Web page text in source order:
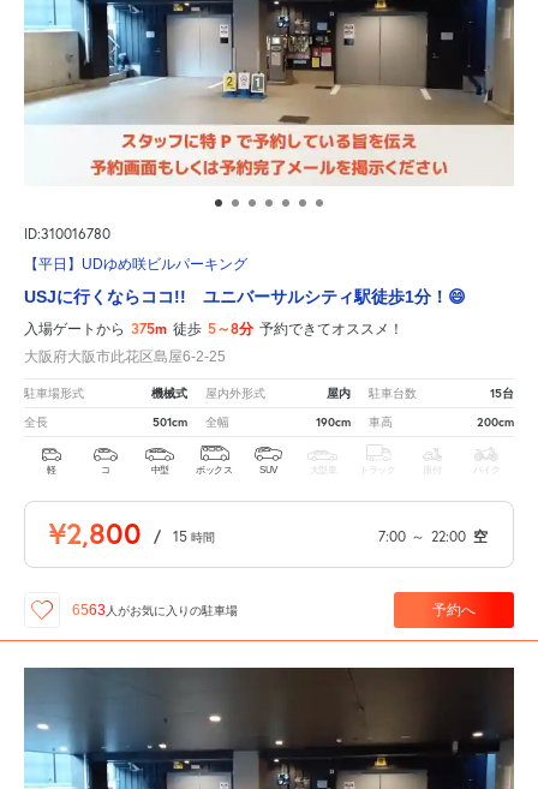
ID:310016780
【平日】UDゆめ咲ビルパーキング
USJに行くならココ!! ユニバーサルシティ駅徒歩1分！😄
入場ゲートから 375m 徒歩 5～8分 予約できてオススメ！
大阪府大阪市此花区島屋6-2-25
駐車場形式 機械式 屋内外形式 屋内 駐車台数 15台
全長 501cm 全幅 190cm 車高 200cm
軽 コ 中型 ボックス SUV 大型車 トラック 原付 バイク
¥2,800 / 15 時間 7:00 ～ 22:00 空
6563 人がお気に入りの駐車場 予約へ